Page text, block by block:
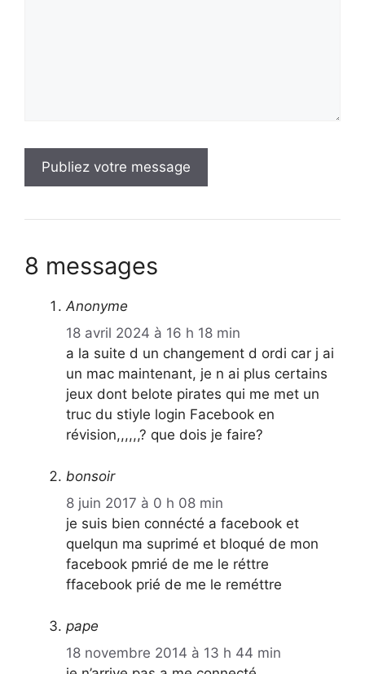
8 messages
Anonyme
18 avril 2024 à 16 h 18 min
a la suite d un changement d ordi car j ai
un mac maintenant, je n ai plus certains
jeux dont belote pirates qui me met un
truc du stiyle login Facebook en
révision,,,,,,? que dois je faire?
bonsoir
8 juin 2017 à 0 h 08 min
je suis bien connécté a facebook et
quelqun ma suprimé et bloqué de mon
facebook pmrié de me le réttre
ffacebook prié de me le reméttre
pape
18 novembre 2014 à 13 h 44 min